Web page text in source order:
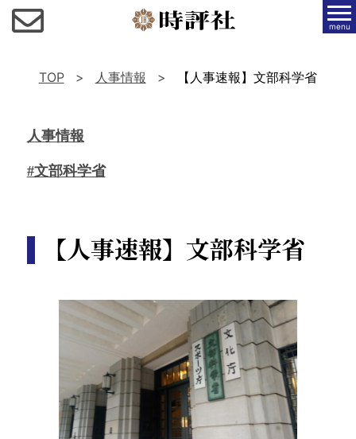
menu
TOP 人事情報 【人事速報】文部科学省
人事情報
#文部科学省
【人事速報】文部科学省